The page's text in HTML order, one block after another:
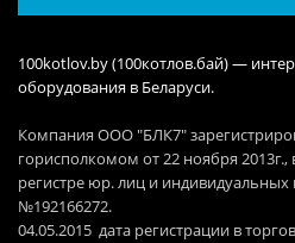
100kotlov.by (100котлов.бай) —
оборудования в Беларуси.
Компания ООО "БЛК7"
горисполкомом от 22 ноября
регистре юр. лиц и
№192166272.
04.05.2015 дата регистрации в